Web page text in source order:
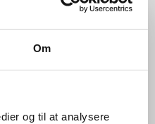
Om
og til at analysere
på landet